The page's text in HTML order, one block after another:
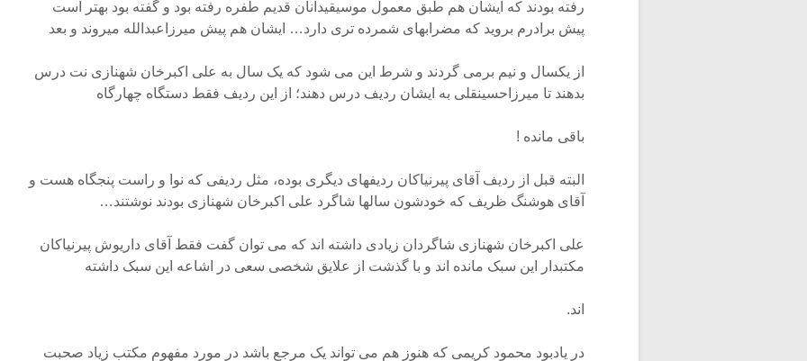
رفته بودند که ایشان هم طبق معمول موسیقیدانان قدیم طفره رفته بود و گفته بود بهتر است
پیش برادرم بروید که مضرابهای شمرده تری دارد… ایشان هم پیش میرزاعبدالله میروند و بعد
از یکسال و نیم برمی گردند و شرط این می شود که یک سال به علی اکبرخان شهنازی نت درس
بدهند تا میرزاحسینقلی به ایشان ردیف درس دهند؛ از این ردیف فقط دستگاه چهارگاه
باقی مانده !
البته قبل از ردیف آقای پیرنیاکان ردیفهای دیگری بوده، مثل ردیفی که نوا و راست پنجگاه هست و
آقای هوشنگ ظریف که خودشون سالها شاگرد علی اکبرخان شهنازی بودند نوشتند…
علی اکبرخان شهنازی شاگردان زیادی داشته اند که می توان گفت فقط آقای داریوش پیرنیاکان
مکتبدار این سبک مانده اند و با گذشت از علایق شخصی سعی در اشاعه این سبک داشته
اند.
در یادبود محمود کریمی که هنوز هم می تواند یک مرجع باشد در مورد مفهوم مکتب زیاد صحبت